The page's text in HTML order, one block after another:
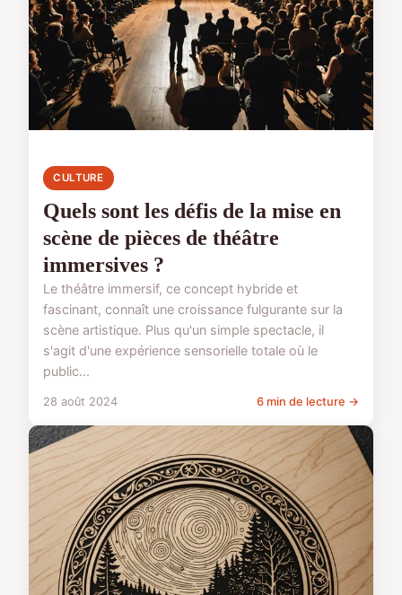
CULTURE
Quels sont les défis de la mise en
scène de pièces de théâtre
immersives ?
Le théâtre immersif, ce concept hybride et
fascinant, connaît une croissance fulgurante sur la
scène artistique. Plus qu'un simple spectacle, il
s'agit d'une expérience sensorielle totale où le
public...
28 août 2024 6 min de lecture →